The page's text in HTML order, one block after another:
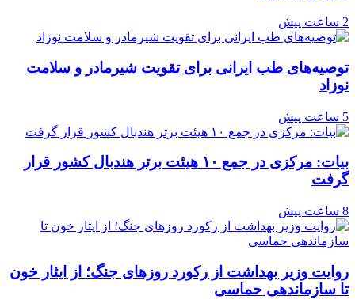
2 ساعت پیش
توصیه‌های طب ایرانی برای تقویت شیرمادر و سلامت
نوزاد
5 ساعت پیش
بیات: مرکزی در جمع ۱۰ هیئت برتر هندبال کشور قرار
گرفت
8 ساعت پیش
روایت وزیر بهداشت از رکورد روزهای جنگ؛ از ایثار خون
تا سازماندهی حماسی